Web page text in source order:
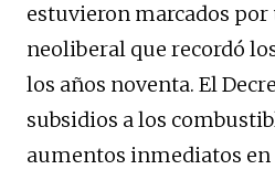
estuvieron marcados por
neoliberal que recordó
los años noventa. El
subsidios a los
aumentos inmediatos en